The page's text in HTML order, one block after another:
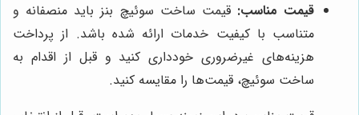
قیمت مناسب: قیمت ساخت سوئیچ بنز باید منصفانه و
متناسب با کیفیت خدمات ارائه شده باشد. از پرداخت
هزینه‌های غیرضروری خودداری کنید و قبل از اقدام به
ساخت سوئیچ، قیمت‌ها را مقایسه کنید.